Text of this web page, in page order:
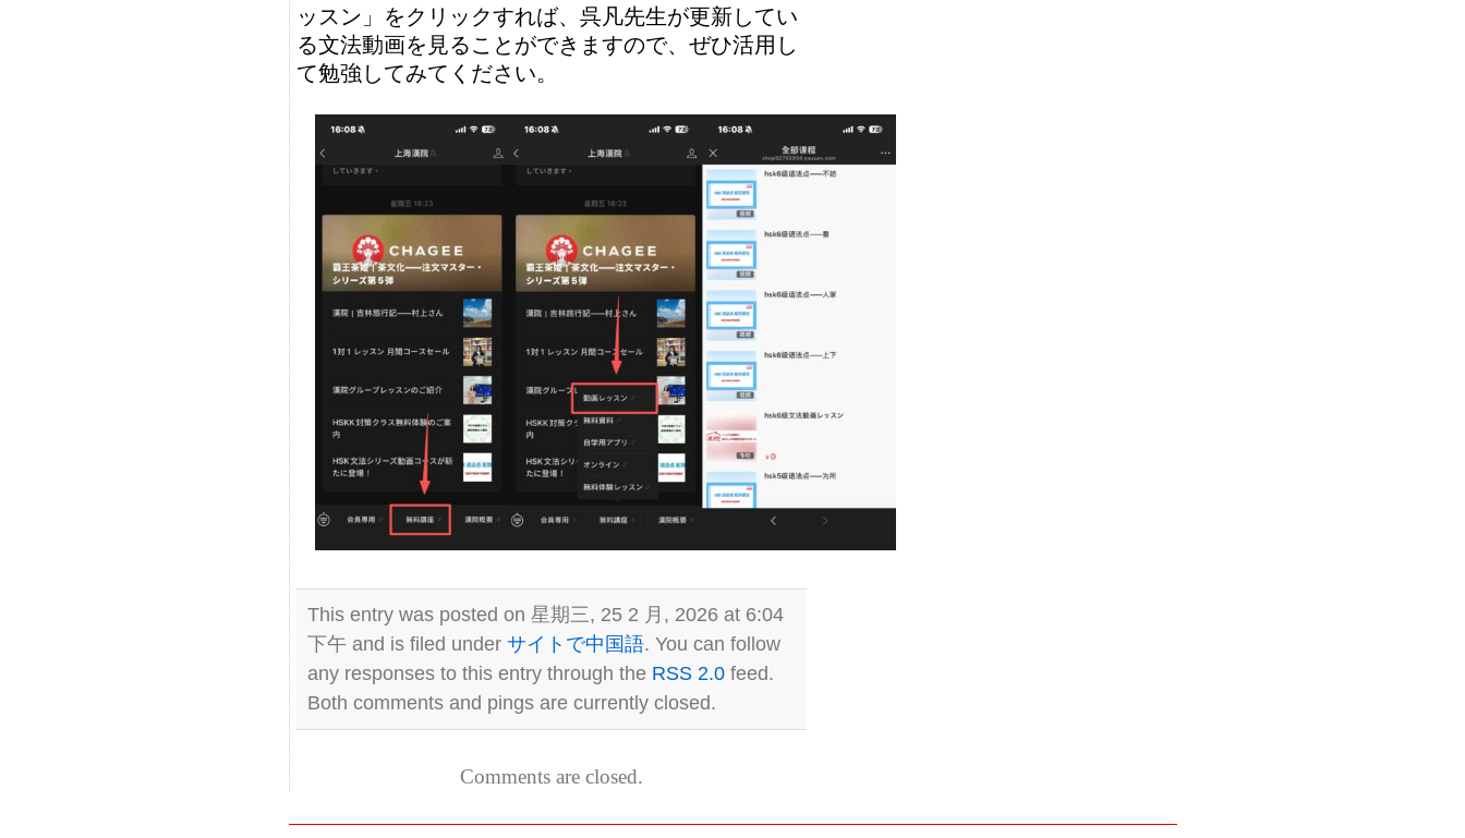
ッスン」をクリックすれば、呉凡先生が更新してい
る文法動画を見ることができますので、ぜひ活用し
て勉強してみてください。
This entry was posted on 星期三, 25 2 月, 2026 at 6:04
下午 and is filed under サイトで中国語. You can follow
any responses to this entry through the RSS 2.0feed.
Both comments and pings are currently closed.
Comments are closed.